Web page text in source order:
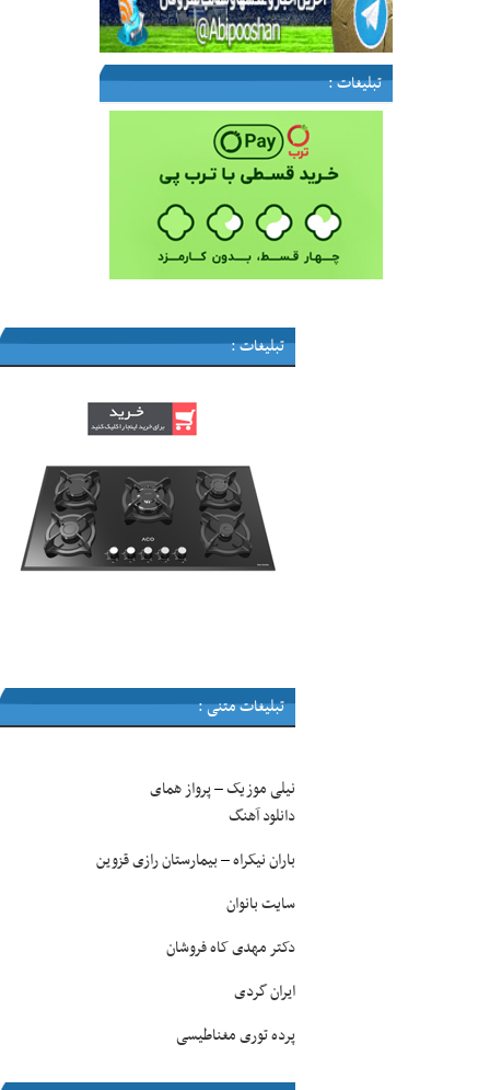
تبلیغات :
تبلیغات :
تبلیغات متنی :
نیلی موزیک–پرواز همای
دانلود آهنگ
باران نیکراه–بیمارستان رازی قزوین
سایت بانوان
دکتر مهدی کاه فروشان
ایران گردی
پرده توری مغناطیسی